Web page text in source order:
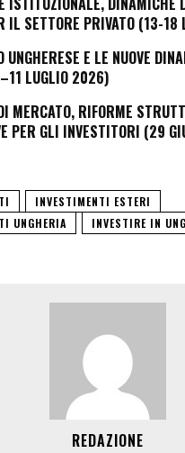
IL SETTORE PRIVATO (13-
UNGHERESE E LE NUOVE
LUGLIO 2026)
MERCATO, RIFORME
PER GLI INVESTITORI (29
INVESTIMENTI ESTERI
UNGHERIA
INVESTIRE IN
REDAZIONE